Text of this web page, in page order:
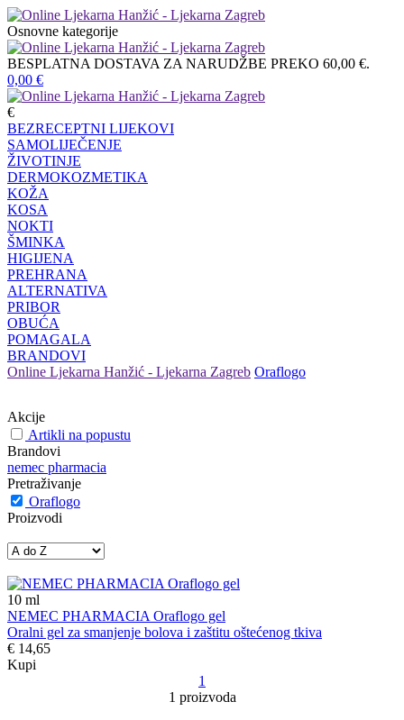
Osnovne kategorije
BESPLATNA DOSTAVA ZA NARUDŽBE PREKO 60,00 €.
0,00 €
€
BEZRECEPTNI LIJEKOVI
SAMOLIJEČENJE
ŽIVOTINJE
DERMOKOZMETIKA
KOŽA
KOSA
NOKTI
ŠMINKA
HIGIJENA
PREHRANA
ALTERNATIVA
PRIBOR
OBUĆA
POMAGALA
BRANDOVI
Online Ljekarna Hanžić - Ljekarna Zagreb Oraflogo
Akcije
Artikli na popustu
Brandovi
nemec pharmacia
Pretraživanje
Oraflogo
Proizvodi
10 ml
NEMEC PHARMACIA Oraflogo gel
Oralni gel za smanjenje bolova i zaštitu oštećenog tkiva
€ 14,65
Kupi
1
1 proizvoda